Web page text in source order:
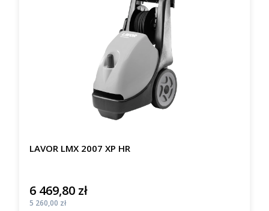
LAVOR LMX 2007 XP HR
Cena
6 469,80 zł
Cena
5 260,00 zł